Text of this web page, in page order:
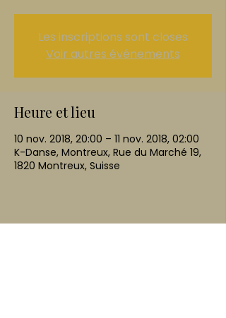
Les inscriptions sont closes
Voir autres événements
Heure et lieu
10 nov. 2018, 20:00 – 11 nov. 2018, 02:00
K-Danse, Montreux, Rue du Marché 19,
1820 Montreux, Suisse